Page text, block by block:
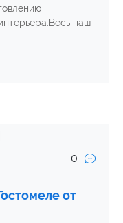
наш
0
от